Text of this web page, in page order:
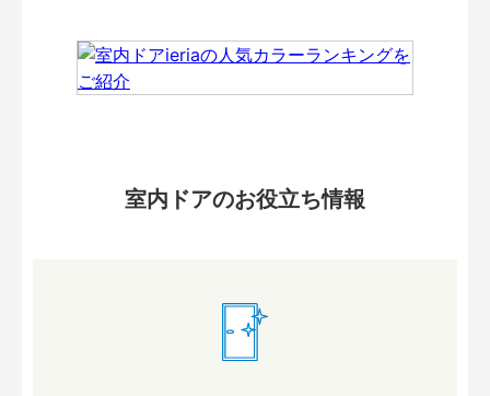
室内ドアのお役立ち情報